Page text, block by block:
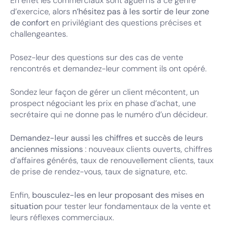
d’exercice, alors n’hésitez pas à les sortir de leur zone
de conforten privilégiant des questions précises et
challengeantes.
Posez-leur des questions sur des cas de vente
rencontrés et demandez-leur comment ils ont opéré.
Sondez leur façon de gérer un client mécontent, un
prospect négociant les prix en phase d’achat, une
secrétaire qui ne donne pas le numéro d’un décideur.
Demandez-leur aussi les chiffres et succès de leurs
anciennes missions: nouveaux clients ouverts, chiffres
d’affaires générés, taux de renouvellement clients, taux
de prise de rendez-vous, taux de signature, etc.
Enfin, bousculez-les en leur proposant des mises en
situation pour tester leur fondamentaux de la vente et
leurs réflexes commerciaux.